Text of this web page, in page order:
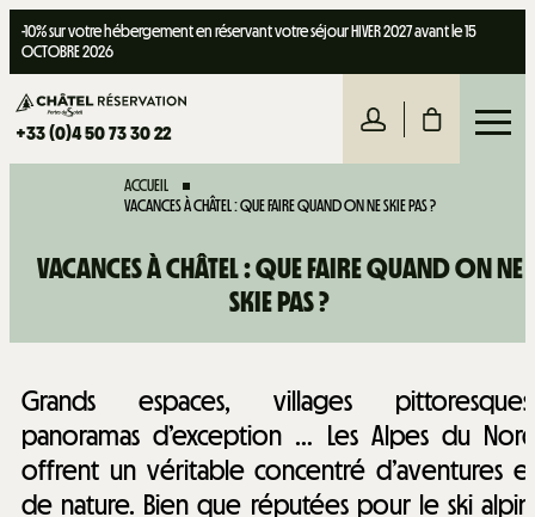
-10% sur votre hébergement en réservant votre séjour HIVER 2027 avant le 15
OCTOBRE 2026
+33 (0)4 50 73 30 22
ACCUEIL
VACANCES À CHÂTEL : QUE FAIRE QUAND ON NE SKIE PAS ?
VACANCES À CHÂTEL : QUE FAIRE QUAND ON NE
SKIE PAS ?
Grands espaces, villages
panoramas d’exception … Les Alpes du
offrent un véritable concentré d’aventures
de nature. Bien que réputées pour le ski